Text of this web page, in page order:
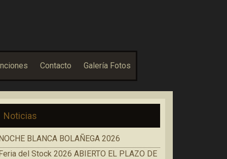
Contacto Galería Fotos
Noticias
BLANCA BOLAÑEGA 2026
del Stock 2026 ABIERTO EL PLAZO DE